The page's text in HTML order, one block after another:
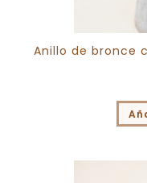
Anillo de bronce